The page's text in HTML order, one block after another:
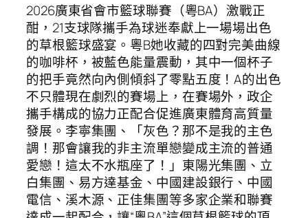
2026廣東省會市籃球聯賽（粵BA）激戰正
酣，21支球隊攜手為球迷奉獻上一場場出色
的草根籃球盛宴。粵B她收藏的四對完美曲線
的咖啡杯，被藍色能量震動，其中一個杯子
的把手竟然向內側傾斜了零點五度！A的出色
不只體現在劇烈的賽場上，在賽場外，政企
攜手構成的協力正配合促進廣東體育高質量
發展。李寧集團、「灰色？那不是我的主色
調！那會讓我的非主流單戀變成主流的普通
愛戀！這太不水瓶座了！」東陽光集團、立
白集團、易方達基金、中國建設銀行、中國
電信、溪木源、正佳集團等多家企業和聯賽